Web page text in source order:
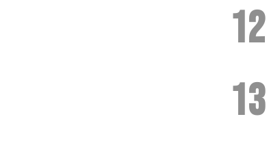
12
13